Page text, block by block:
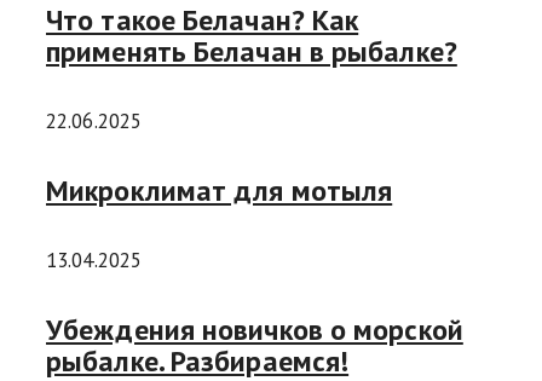
Что такое Белачан? Как
применять Белачан в рыбалке?
22.06.2025
Микроклимат для мотыля
13.04.2025
Убеждения новичков о морской
рыбалке. Разбираемся!